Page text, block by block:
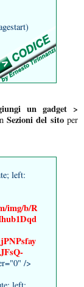
un gadget >
Sezioni del sitoper
left:
img/b/R
/>